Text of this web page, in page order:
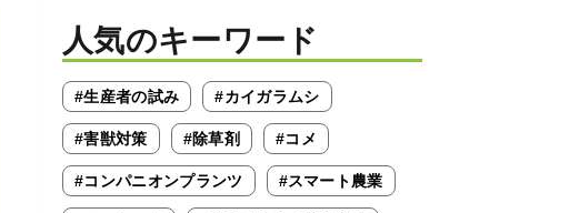
人気のキーワード
#生産者の試み #カイガラムシ
#害獣対策 #除草剤 #コメ
#コンパニオンプランツ #スマート農業